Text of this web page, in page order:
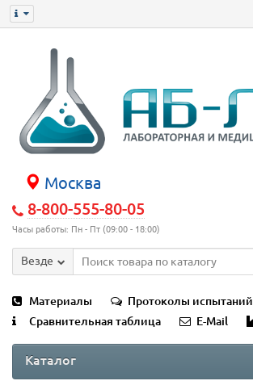
Москва
8-800-555-80-05
Часы работы: Пн - Пт (09:00 - 18:00)
Везде
Материалы
Протоколы испытаний
Сравнительная таблица
E-Mail
Каталог